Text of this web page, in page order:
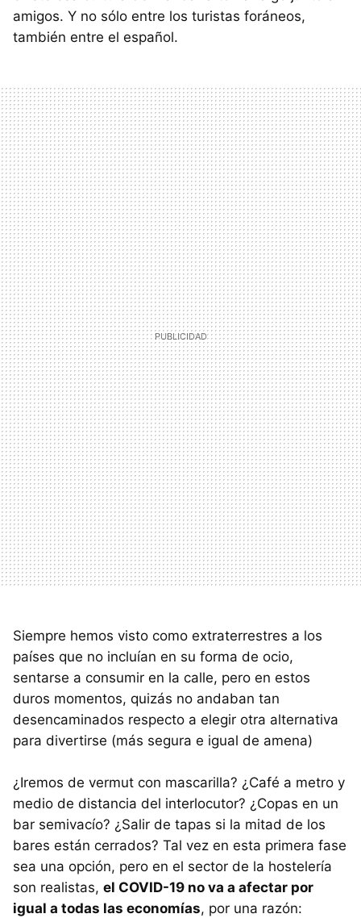
amigos. Y no sólo entre los turistas foráneos,
también entre el español.
Siempre hemos visto como extraterrestres a los
países que no incluían en su forma de ocio,
sentarse a consumir en la calle, pero en estos
duros momentos, quizás no andaban tan
desencaminados respecto a elegir otra alternativa
para divertirse (más segura e igual de amena)
¿Iremos de vermut con mascarilla? ¿Café a metro y
medio de distancia del interlocutor? ¿Copas en un
bar semivacío? ¿Salir de tapas si la mitad de los
bares están cerrados? Tal vez en esta primera fase
sea una opción, pero en el sector de la hostelería
son realistas, el COVID-19 no va a afectar por
igual a todas las economías, por una razón: